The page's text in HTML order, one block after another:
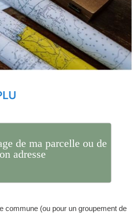
de ma parcelle ou de
adresse
commune (ou pour un groupement de